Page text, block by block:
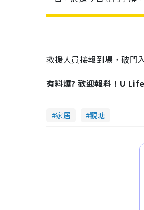
救援人員接報到場，破門
有料爆? 歡迎報料！U
家居 觀塘